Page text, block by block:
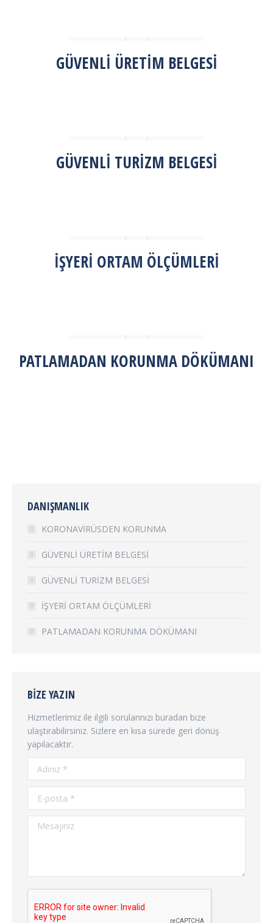
GÜVENLİ ÜRETİM BELGESİ
GÜVENLİ TURİZM BELGESİ
İŞYERİ ORTAM ÖLÇÜMLERİ
PATLAMADAN KORUNMA DÖKÜMANI
DANIŞMANLIK
KORONAVİRÜSDEN KORUNMA
GÜVENLİ ÜRETİM BELGESİ
GÜVENLİ TURİZM BELGESİ
İŞYERİ ORTAM ÖLÇÜMLERİ
PATLAMADAN KORUNMA DÖKÜMANI
BIZE YAZIN
Hizmetlerimiz ile ilgili sorularınızı buradan bize
ulaştırabilirsiniz. Sizlere en kısa sürede geri dönüş
yapılacaktır.
Adınız *
E-posta *
Mesajınız